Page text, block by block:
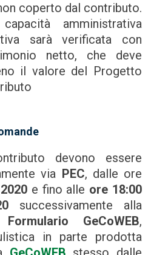
coperto dal contributo.
amministrativa
sarà verificata con
netto, che deve
il valore del Progetto
devono essere
via PEC, dalle ore
e fino alle ore 18:00
successivamente alla
Formulario GeCoWEB,
in parte prodotta